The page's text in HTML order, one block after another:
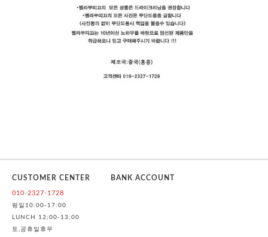
CUSTOMER CENTER
010-2327-1728
평일10:00-17:00
LUNCH 12;00-13;00
토,공휴일휴무
BANK ACCOUNT